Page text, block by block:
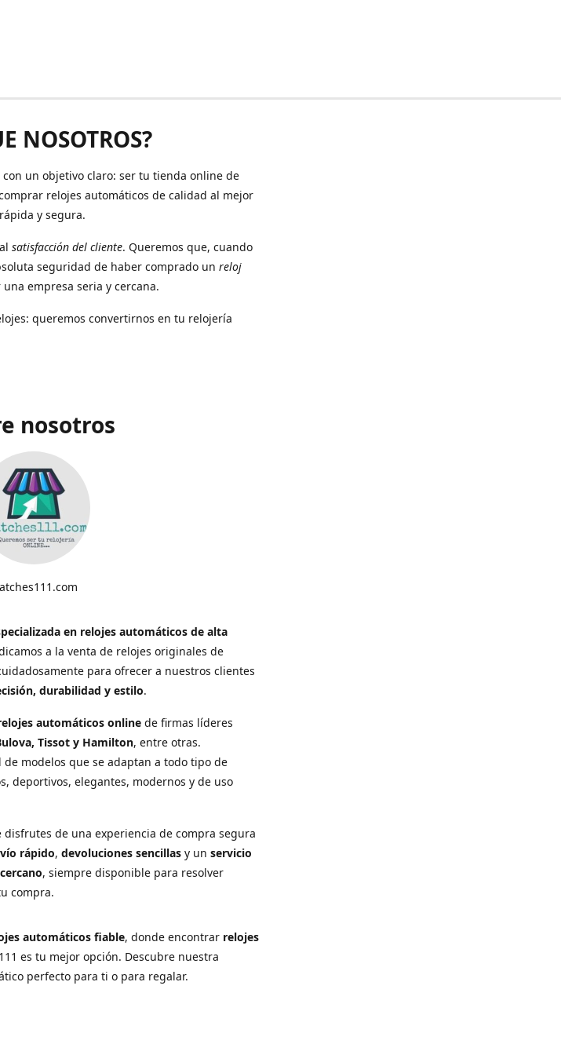
NOSOTROS?
un objetivo claro: ser tu tienda online de
relojes automáticos de calidad al mejor
y segura.
satisfacción del cliente. Queremos que, cuando
seguridad de haber comprado un reloj
empresa seria y cercana.
queremos convertirnos en tu relojería
nosotros
en relojes automáticos de alta
a la venta de relojes originales de
para ofrecer a nuestros clientes
durabilidad y estilo.
automáticos online de firmas líderes
Tissot y Hamilton, entre otras.
modelos que se adaptan a todo tipo de
deportivos, elegantes, modernos y de uso
disfrutes de una experiencia de compra segura
rápido, devoluciones sencillas y un servicio
, siempre disponible para resolver
compra.
automáticos fiable, donde encontrar relojes
es tu mejor opción. Descubre nuestra
perfecto para ti o para regalar.